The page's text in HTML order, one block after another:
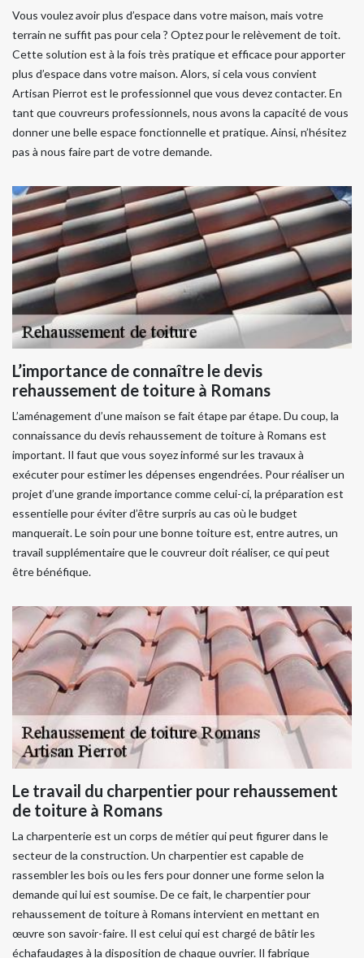
Vous voulez avoir plus d’espace dans votre maison, mais votre
terrain ne suffit pas pour cela ? Optez pour le relèvement de toit.
Cette solution est à la fois très pratique et efficace pour apporter
plus d’espace dans votre maison. Alors, si cela vous convient
Artisan Pierrot est le professionnel que vous devez contacter. En
tant que couvreurs professionnels, nous avons la capacité de vous
donner une belle espace fonctionnelle et pratique. Ainsi, n’hésitez
pas à nous faire part de votre demande.
L’importance de connaître le devis
rehaussement de toiture à Romans
L’aménagement d’une maison se fait étape par étape. Du coup, la
connaissance du devis rehaussement de toiture à Romans est
important. Il faut que vous soyez informé sur les travaux à
exécuter pour estimer les dépenses engendrées. Pour réaliser un
projet d’une grande importance comme celui-ci, la préparation est
essentielle pour éviter d’être surpris au cas où le budget
manquerait. Le soin pour une bonne toiture est, entre autres, un
travail supplémentaire que le couvreur doit réaliser, ce qui peut
être bénéfique.
Le travail du charpentier pour rehaussement
de toiture à Romans
La charpenterie est un corps de métier qui peut figurer dans le
secteur de la construction. Un charpentier est capable de
rassembler les bois ou les fers pour donner une forme selon la
demande qui lui est soumise. De ce fait, le charpentier pour
rehaussement de toiture à Romans intervient en mettant en
œuvre son savoir-faire. Il est celui qui est chargé de bâtir les
échafaudages à la disposition de chaque ouvrier. Il fabrique